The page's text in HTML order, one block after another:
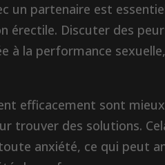
un partenaire est
érectile. Discuter des
à la performance
efficacement sont
trouver des solutions.
anxiété, ce qui peut